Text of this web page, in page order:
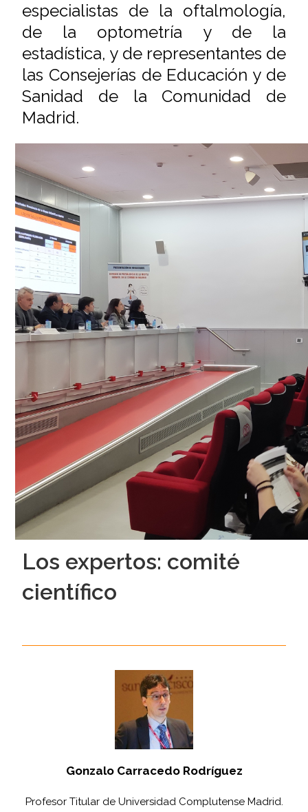
especialistas de la oftalmología,
de la optometría y de la
estadística, y de representantes de
las Consejerías de Educación y de
Sanidad de la Comunidad de
Madrid.
Los expertos: comité
científico
Gonzalo Carracedo Rodríguez
Profesor Titular de Universidad Complutense Madrid.